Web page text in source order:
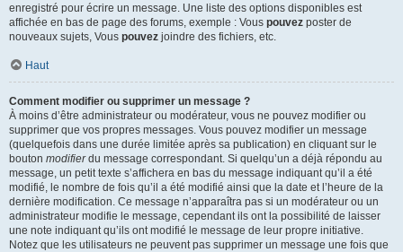
enregistré pour écrire un message. Une liste des options disponibles est
affichée en bas de page des forums, exemple : Vous pouvez poster de
nouveaux sujets, Vous pouvez joindre des fichiers, etc.
Haut
Comment modifier ou supprimer un message ?
À moins d’être administrateur ou modérateur, vous ne pouvez modifier ou
supprimer que vos propres messages. Vous pouvez modifier un message
(quelquefois dans une durée limitée après sa publication) en cliquant sur le
bouton modifierdu message correspondant. Si quelqu’un a déjà répondu au
message, un petit texte s’affichera en bas du message indiquant qu’il a été
modifié, le nombre de fois qu’il a été modifié ainsi que la date et l’heure de la
dernière modification. Ce message n’apparaîtra pas si un modérateur ou un
administrateur modifie le message, cependant ils ont la possibilité de laisser
une note indiquant qu’ils ont modifié le message de leur propre initiative.
Notez que les utilisateurs ne peuvent pas supprimer un message une fois que